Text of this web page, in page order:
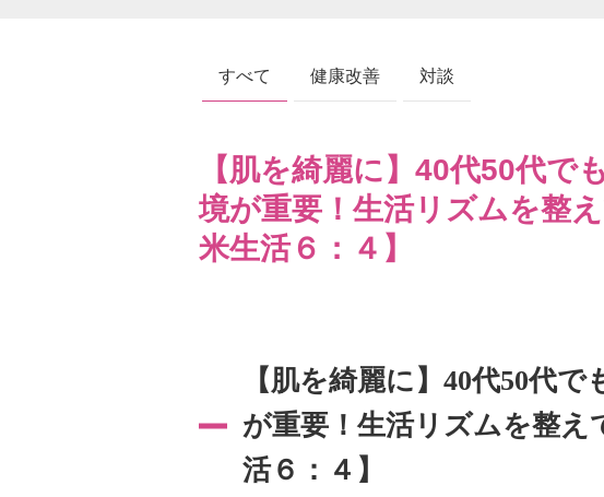
すべて 健康改善 対談
【肌を綺麗に】40代50代
境が重要！生活リズムを整
米生活６：４】
【肌を綺麗に】40代50代
が重要！生活リズムを整え
活６：４】